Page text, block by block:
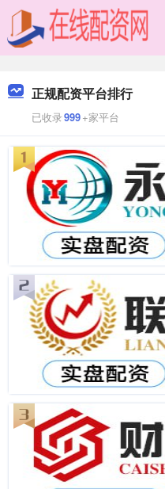
正规配资平台排行
已收录999+家平台